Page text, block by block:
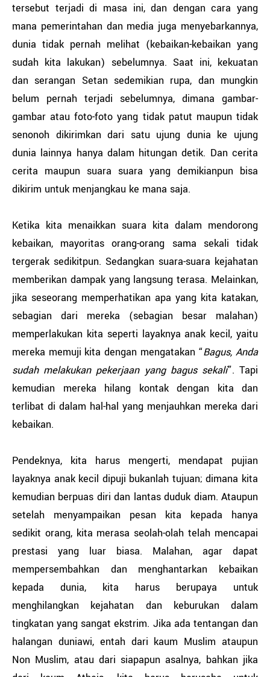
tersebut terjadi di masa ini, dan dengan cara yang
mana pemerintahan dan media juga menyebarkannya,
dunia tidak pernah melihat (kebaikan-kebaikan yang
sudah kita lakukan) sebelumnya. Saat ini, kekuatan
dan serangan Setan sedemikian rupa, dan mungkin
belum pernah terjadi sebelumnya, dimana gambar-
gambar atau foto-foto yang tidak patut maupun tidak
senonoh dikirimkan dari satu ujung dunia ke ujung
dunia lainnya hanya dalam hitungan detik. Dan cerita
cerita maupun suara suara yang demikianpun bisa
dikirim untuk menjangkau ke mana saja.
Ketika kita menaikkan suara kita dalam mendorong
kebaikan, mayoritas orang-orang sama sekali tidak
tergerak sedikitpun. Sedangkan suara-suara kejahatan
memberikan dampak yang langsung terasa. Melainkan,
jika seseorang memperhatikan apa yang kita katakan,
sebagian dari mereka (sebagian besar malahan)
memperlakukan kita seperti layaknya anak kecil, yaitu
mereka memuji kita dengan mengatakan “Bagus, Anda
sudah melakukan pekerjaan yang bagus sekali”. Tapi
kemudian mereka hilang kontak dengan kita dan
terlibat di dalam hal-hal yang menjauhkan mereka dari
kebaikan.
Pendeknya, kita harus mengerti, mendapat pujian
layaknya anak kecil dipuji bukanlah tujuan; dimana kita
kemudian berpuas diri dan lantas duduk diam. Ataupun
setelah menyampaikan pesan kita kepada hanya
sedikit orang, kita merasa seolah-olah telah mencapai
prestasi yang luar biasa. Malahan, agar dapat
mempersembahkan dan menghantarkan kebaikan
kepada dunia, kita harus berupaya untuk
menghilangkan kejahatan dan keburukan dalam
tingkatan yang sangat ekstrim. Jika ada tentangan dan
halangan duniawi, entah dari kaum Muslim ataupun
Non Muslim, atau dari siapapun asalnya, bahkan jika